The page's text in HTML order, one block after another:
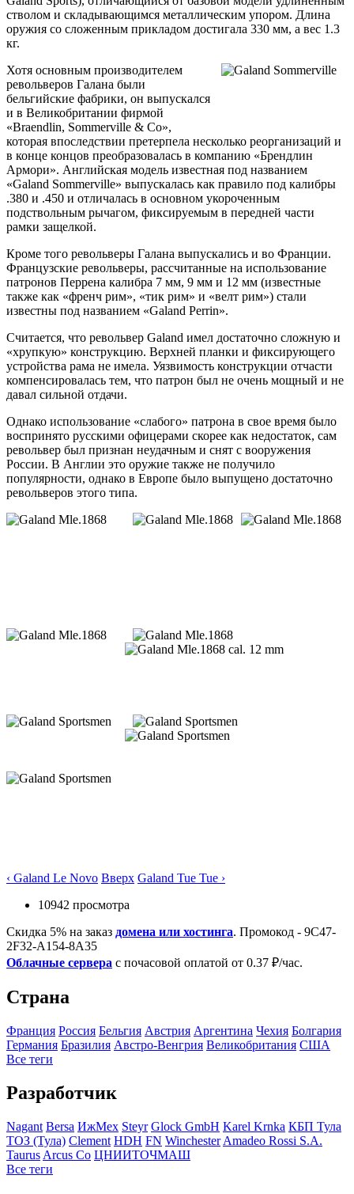
стволом и складывающимся металлическим упором. Длина
оружия со сложенным прикладом достигала 330 мм, а вес 1.3
кг.
Хотя основным производителем
револьверов Галана были
бельгийские фабрики, он выпускался
и в Великобритании фирмой
«Braendlin, Sommerville & Co»,
которая впоследствии претерпела несколько реорганизаций и
в конце концов преобразовалась в компанию «Брендлин
Армори». Английская модель известная под названием
«Galand Sommerville» выпускалась как правило под калибры
.380 и .450 и отличалась в основном укороченным
подствольным рычагом, фиксируемым в передней части
рамки защелкой.
Кроме того револьверы Галана выпускались и во Франции.
Французские револьверы, рассчитанные на использование
патронов Перрена калибра 7 мм, 9 мм и 12 мм (известные
также как «френч рим», «тик рим» и «велт рим») стали
известны под названием «Galand Perrin».
Считается, что револьвер Galand имел достаточно сложную и
«хрупкую» конструкцию. Верхней планки и фиксирующего
устройства рама не имела. Уязвимость конструкции отчасти
компенсировалась тем, что патрон был не очень мощный и не
давал сильной отдачи.
Однако использование «слабого» патрона в свое время было
воспринято русскими офицерами скорее как недостаток, сам
револьвер был признан неудачным и снят с вооружения
России. В Англии это оружие также не получило
популярности, однако в Европе было выпущено достаточно
револьверов этого типа.
‹ Galand Le Novo Вверх Galand Tue Tue ›
10942 просмотра
Скидка 5% на заказ домена или хостинга. Промокод - 9C47-
2F32-A154-8A35
Облачные сервера с почасовой оплатой от 0.37 ₽/час.
Страна
Франция Росcия Бельгия Австрия Аргентина Чехия Болгария
Германия Бразилия Австро-Венгрия Великобритания США
Все теги
Разработчик
Nagant Bersa ИжМех Steyr Glock GmbH Karel Krnka КБП Тула
ТОЗ (Тула) Clement HDH FN Winchester Amadeo Rossi S.A.
Taurus Arcus Co ЦНИИТОЧМАШ
Все теги